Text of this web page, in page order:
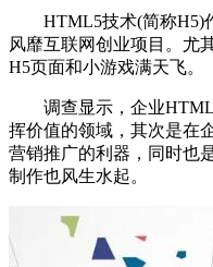
HTML5技术(简称H5)
风靡互联网创业项目。尤
H5页面和小游戏满天飞。
调查显示，企业
挥价值的领域，其次是在
营销推广的利器，同时也
制作也风生水起。